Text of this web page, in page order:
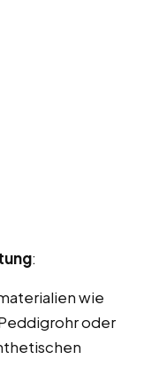
:
wie
oder